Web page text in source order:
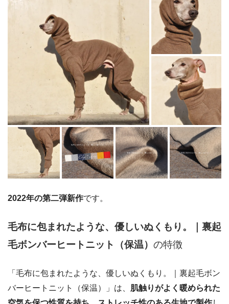
2022年の第二弾新作です。
毛布に包まれたような、優しいぬくもり。｜裏起
毛ボンバーヒートニット（保温） の特徴
「毛布に包まれたような、優しいぬくもり。｜裏起毛ボン
バーヒートニット（保温）」は、 肌触りがよく暖められた